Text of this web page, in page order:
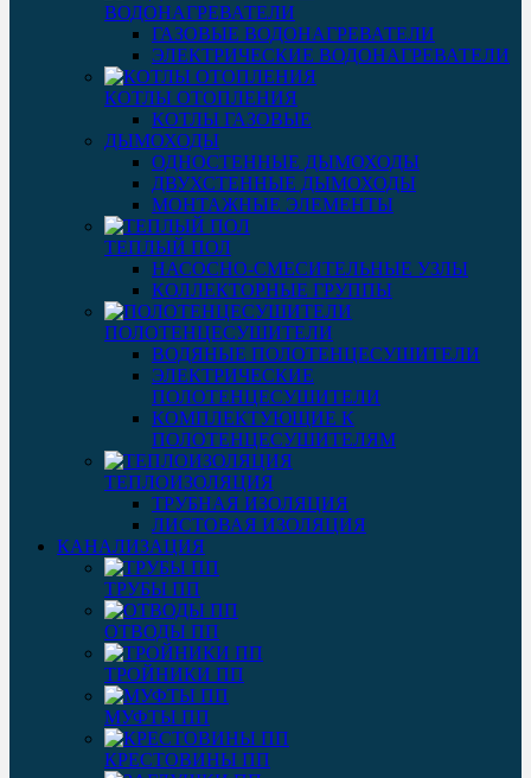
ВОДОНАГРЕВАТЕЛИ
ГАЗОВЫЕ ВОДОНАГРЕВАТЕЛИ
ЭЛЕКТРИЧЕСКИЕ ВОДОНАГРЕВАТЕЛИ
КОТЛЫ ОТОПЛЕНИЯ
КОТЛЫ ГАЗОВЫЕ
ДЫМОХОДЫ
ОДНОСТЕННЫЕ ДЫМОХОДЫ
ДВУХСТЕННЫЕ ДЫМОХОДЫ
МОНТАЖНЫЕ ЭЛЕМЕНТЫ
ТЕПЛЫЙ ПОЛ
НАСОСНО-СМЕСИТЕЛЬНЫЕ УЗЛЫ
КОЛЛЕКТОРНЫЕ ГРУППЫ
ПОЛОТЕНЦЕСУШИТЕЛИ
ВОДЯНЫЕ ПОЛОТЕНЦЕСУШИТЕЛИ
ЭЛЕКТРИЧЕСКИЕ
ПОЛОТЕНЦЕСУШИТЕЛИ
КОМПЛЕКТУЮЩИЕ К
ПОЛОТЕНЦЕСУШИТЕЛЯМ
ТЕПЛОИЗОЛЯЦИЯ
ТРУБНАЯ ИЗОЛЯЦИЯ
ЛИСТОВАЯ ИЗОЛЯЦИЯ
КАНАЛИЗАЦИЯ
ТРУБЫ ПП
ОТВОДЫ ПП
ТРОЙНИКИ ПП
МУФТЫ ПП
КРЕСТОВИНЫ ПП